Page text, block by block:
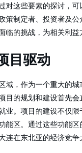
对这些要素的探讨，
策制定者、投资者及
的挑战，为相关利益
目驱动
域，作为一个重大的
目的规划和建设首先
业。项目的建设不仅
能区。通过这些功能
在东北亚的经济竞争